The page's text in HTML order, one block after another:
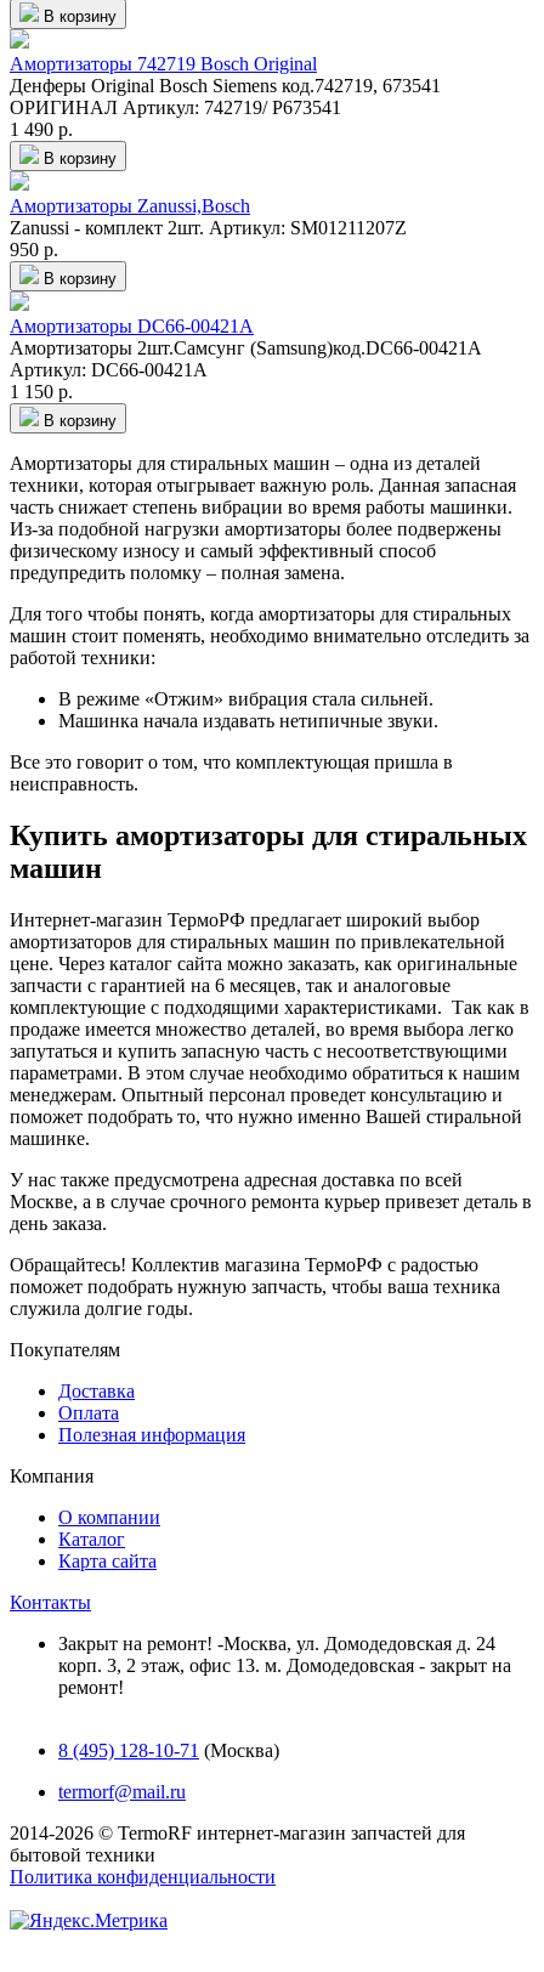
В корзину
Амортизаторы 742719 Bosch Original
Денферы Original Bosch Siemens код.742719, 673541
ОРИГИНАЛ Артикул: 742719/ Р673541
1 490 р.
В корзину
Амортизаторы Zanussi,Bosch
Zanussi - комплект 2шт. Артикул: SM01211207Z
950 р.
В корзину
Амортизаторы DC66-00421A
Амортизаторы 2шт.Самсунг (Samsung)код.DC66-00421A
Артикул: DC66-00421A
1 150 р.
В корзину
Амортизаторы для стиральных машин – одна из деталей
техники, которая отыгрывает важную роль. Данная запасная
часть снижает степень вибрации во время работы машинки.
Из-за подобной нагрузки амортизаторы более подвержены
физическому износу и самый эффективный способ
предупредить поломку – полная замена.
Для того чтобы понять, когда амортизаторы для стиральных
машин стоит поменять, необходимо внимательно отследить за
работой техники:
В режиме «Отжим» вибрация стала сильней.
Машинка начала издавать нетипичные звуки.
Все это говорит о том, что комплектующая пришла в
неисправность.
Купить амортизаторы для стиральных
машин
Интернет-магазин ТермоРФ предлагает широкий выбор
амортизаторов для стиральных машин по привлекательной
цене. Через каталог сайта можно заказать, как оригинальные
запчасти с гарантией на 6 месяцев, так и аналоговые
комплектующие с подходящими характеристиками. Так как в
продаже имеется множество деталей, во время выбора легко
запутаться и купить запасную часть с несоответствующими
параметрами. В этом случае необходимо обратиться к нашим
менеджерам. Опытный персонал проведет консультацию и
поможет подобрать то, что нужно именно Вашей стиральной
машинке.
У нас также предусмотрена адресная доставка по всей
Москве, а в случае срочного ремонта курьер привезет деталь в
день заказа.
Обращайтесь! Коллектив магазина ТермоРФ с радостью
поможет подобрать нужную запчасть, чтобы ваша техника
служила долгие годы.
Покупателям
Доставка
Оплата
Полезная информация
Компания
О компании
Каталог
Карта сайта
Контакты
Закрыт на ремонт! -Москва, ул. Домодедовская д. 24
корп. 3, 2 этаж, офис 13. м. Домодедовская - закрыт на
ремонт!
8 (495) 128-10-71 (Москва)
termorf@mail.ru
2014-2026 © TermoRF интернет-магазин запчастей для
бытовой техники
Политика конфиденциальности